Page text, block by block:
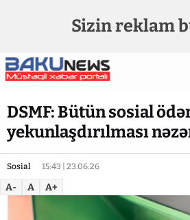
Sizin reklam
DSMF: Bütün sosial
yekunlaşdırılması
Sosial 15:43 | 23.06.26
A- A A+